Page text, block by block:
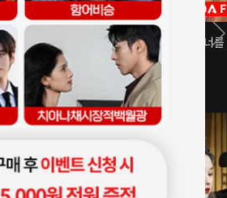
아재저리등니 : 너를